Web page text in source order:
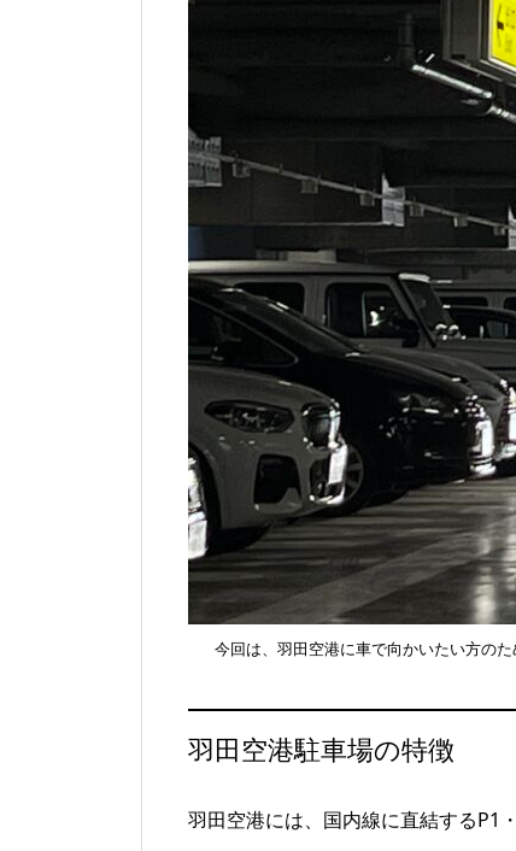
今回は、羽田空港に車で向かいたい方の
羽田空港駐車場の特徴
羽田空港には、国内線に直結するP1